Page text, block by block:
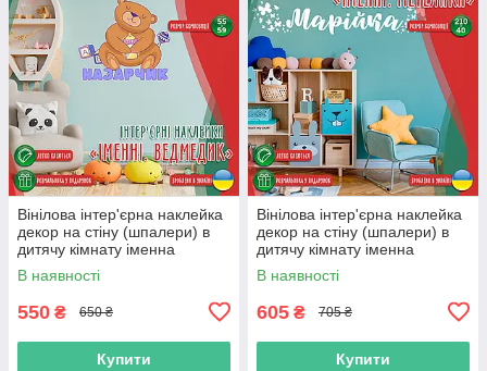
Вінілова інтер'єрна наклейка
декор на стіну (шпалери) в
дитячу кімнату іменна
"Ведмедик" з Оракалу
В наявності
550 ₴ 650 ₴
Купити
Вінілова інтер'єрна наклейка
декор на стіну (шпалери) в
дитячу кімнату іменна
"Метелики" з Оракалу
В наявності
605 ₴ 705 ₴
Купити